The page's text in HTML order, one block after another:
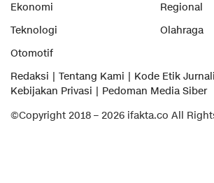
Ekonomi
Regional
Teknologi
Olahraga
Otomotif
Redaksi
Tentang Kami
Kode Etik
Kebijakan Privasi
Pedoman Media Siber
©Copyright 2018 – 2026 ifakta.co All